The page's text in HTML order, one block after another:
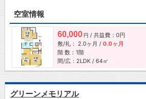
空室情報
60,000 円 / 共益費：0円
敷/礼： 2.0ヶ月 / 0.0ヶ月
階 数：1階
間/広：2LDK / 64㎡
グリーンメモリアル